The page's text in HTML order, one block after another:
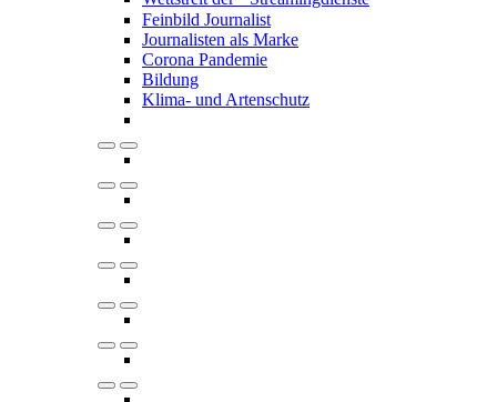
Feinbild Journalist
Journalisten als Marke
Corona Pandemie
Bildung
Klima- und Artenschutz